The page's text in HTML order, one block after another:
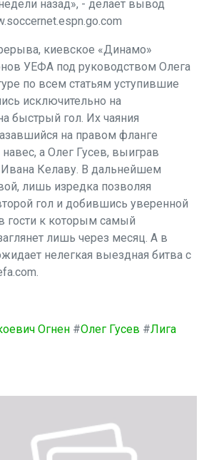
назад», - делает вывод
киевское «Динамо»
УЕФА под руководством Олега
по всем статьям уступившие
исключительно на
быстрый гол. Их чаяния
на правом фланге
а Олег Гусев, выиграв
Келаву. В дальнейшем
лишь изредка позволяя
гол и добившись уверенной
гости к которым самый
лишь через месяц. А в
нелегкая выездная битва с
Огнен #Олег Гусев #Лига